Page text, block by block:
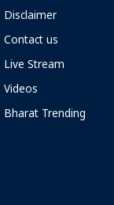
Disclaimer
Contact us
Live Stream
Videos
Bharat Trending